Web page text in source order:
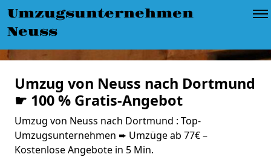
Umzugsunternehmen
Neuss
Umzug von Neuss nach Dortmund
☛ 100 % Gratis-Angebot
Umzug von Neuss nach Dortmund : Top-
Umzugsunternehmen ➨ Umzüge ab 77€ –
Kostenlose Angebote in 5 Min.